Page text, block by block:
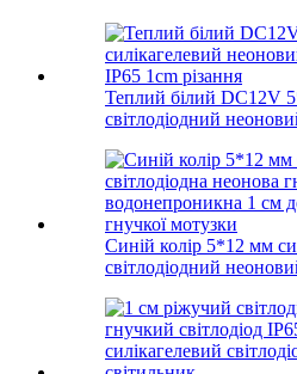
Теплий білий DC12V
світлодіодний
Синій колір 5*12 мм
світлодіодний